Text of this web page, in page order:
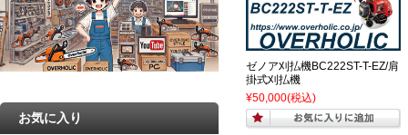
ゼノア刈払機BC222ST-T-EZ/肩
掛式刈払機
¥50,000(税込)
お気に入り